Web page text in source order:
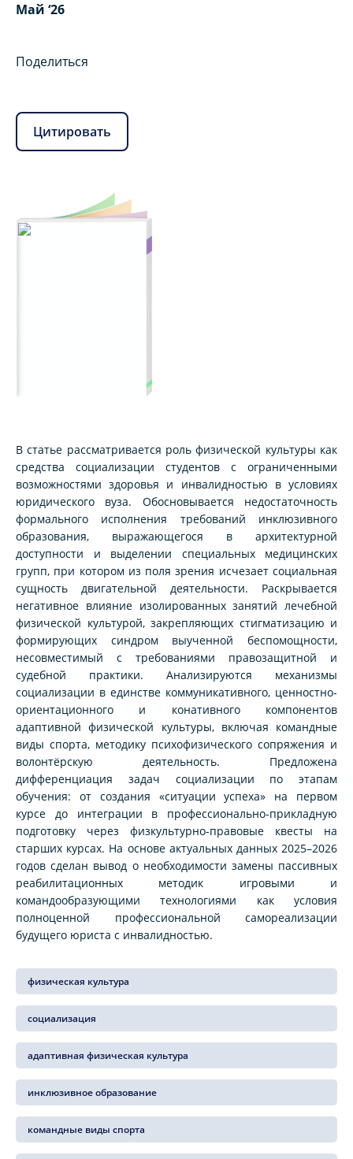
Май ‘26
Поделиться
Цитировать
В статье рассматривается роль физической культуры как
средства социализации студентов с ограниченными
возможностями здоровья и инвалидностью в условиях
юридического вуза. Обосновывается недостаточность
формального исполнения требований инклюзивного
образования, выражающегося в архитектурной
доступности и выделении специальных медицинских
групп, при котором из поля зрения исчезает социальная
сущность двигательной деятельности. Раскрывается
негативное влияние изолированных занятий лечебной
физической культурой, закрепляющих стигматизацию и
формирующих синдром выученной беспомощности,
несовместимый с требованиями правозащитной и
судебной практики. Анализируются механизмы
социализации в единстве коммуникативного, ценностно-
ориентационного и конативного компонентов
адаптивной физической культуры, включая командные
виды спорта, методику психофизического сопряжения и
волонтёрскую деятельность. Предложена
дифференциация задач социализации по этапам
обучения: от создания «ситуации успеха» на первом
курсе до интеграции в профессионально-прикладную
подготовку через физкультурно-правовые квесты на
старших курсах. На основе актуальных данных 2025–2026
годов сделан вывод о необходимости замены пассивных
реабилитационных методик игровыми и
командообразующими технологиями как условия
полноценной профессиональной самореализации
будущего юриста с инвалидностью.
физическая культура
социализация
адаптивная физическая культура
инклюзивное образование
командные виды спорта